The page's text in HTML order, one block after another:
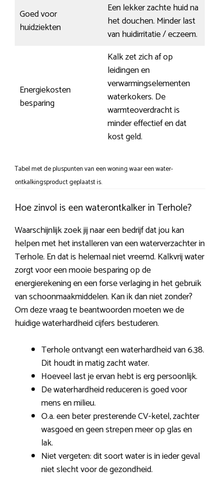
Goed voor
huidziekten
Een lekker zachte huid na
het douchen. Minder last
van huidirritatie / eczeem.
Energiekosten
besparing
Kalk zet zich af op
leidingen en
verwarmingselementen
waterkokers. De
warmteoverdracht is
minder effectief en dat
kost geld.
Tabel met de pluspunten van een woning waar een water-
ontkalkingsproduct geplaatst is.
Hoe zinvol is een waterontkalker in Terhole?
Waarschijnlijk zoek jij naar een bedrijf dat jou kan
helpen met het installeren van een waterverzachter in
Terhole. En dat is helemaal niet vreemd. Kalkvrij water
zorgt voor een mooie besparing op de
energierekening en een forse verlaging in het gebruik
van schoonmaakmiddelen. Kan ik dan niet zonder?
Om deze vraag te beantwoorden moeten we de
huidige waterhardheid cijfers bestuderen.
Terhole ontvangt een waterhardheid van 6.38.
Dit houdt in matig zacht water.
Hoeveel last je ervan hebt is erg persoonlijk.
De waterhardheid reduceren is goed voor
mens en milieu.
O.a. een beter presterende CV-ketel, zachter
wasgoed en geen strepen meer op glas en
lak.
Niet vergeten: dit soort water is in ieder geval
niet slecht voor de gezondheid.